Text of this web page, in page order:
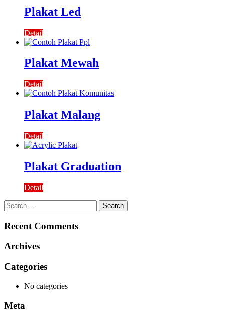
Plakat Led
Detail
Plakat Mewah
Detail
Plakat Malang
Detail
Plakat Graduation
Detail
Search
for:
Recent Comments
Archives
Categories
No categories
Meta